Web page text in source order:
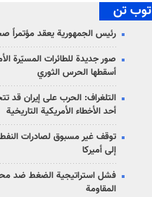
توب تن
رئيس الجمهورية يعقد مؤتمراً
صور جديدة للطائرات المسيّرة
أسقطها الحرس الثوري
التلغراف: الحرب على إيران قد
أحد الأخطاء الأمريكية التاريخية
توقف غير مسبوق لصادرات
إلى أميركا
فشل استراتيجية الضغط ضد
المقاومة